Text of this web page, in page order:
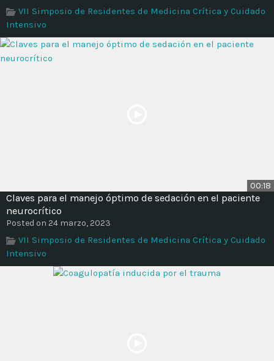
VII Simposio de Residentes de Medicina Crítica y Cuidado
Intensivo
00:18
Claves para el manejo óptimo de sedación en el paciente
neurocrítico
Posted on 24 marzo, 2023
VII Simposio de Residentes de Medicina Crítica y Cuidado
Intensivo